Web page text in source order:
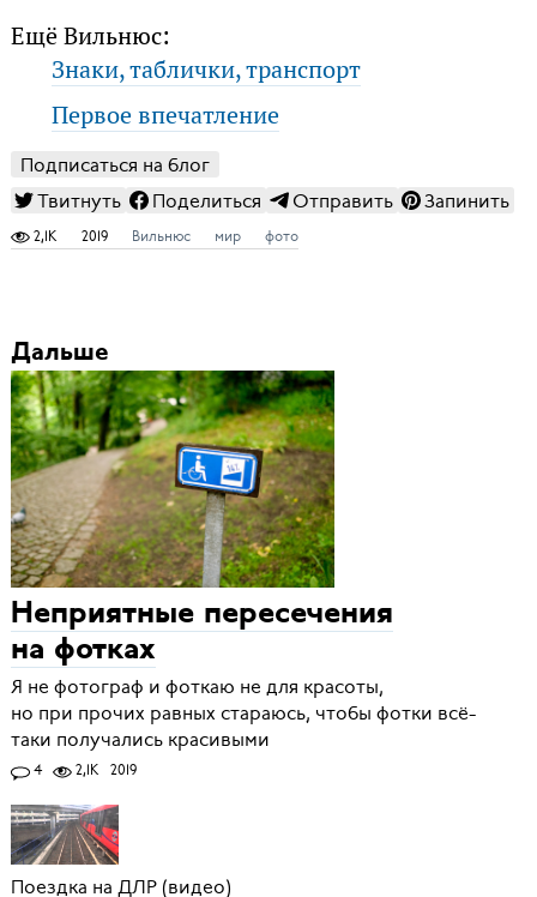
Ещё Вильнюс:
Знаки, таблички, транспорт
Первое впечатление
Подписаться на блог
Твитнуть
Поделиться Отправить Запинить
2,1K 2019 Вильнюс мир фото
Дальше
Неприятные пересечения
на фотках
Я не фотограф и фоткаю не для красоты,
но при прочих равных стараюсь, чтобы фотки всё-
таки получались красивыми
4 2,1K 2019
Поездка на ДЛР (видео)